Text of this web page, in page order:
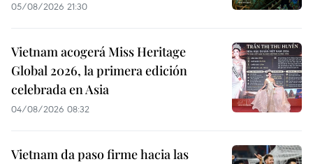
05/08/2026 21:30
Vietnam acogerá Miss Heritage
Global 2026, la primera edición
celebrada en Asia
04/08/2026 08:32
Vietnam da paso firme hacia las